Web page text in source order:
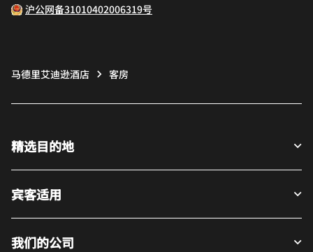
沪公网备31010402006319号
马德里艾迪逊酒店 客房
精选目的地
宾客适用
我们的公司